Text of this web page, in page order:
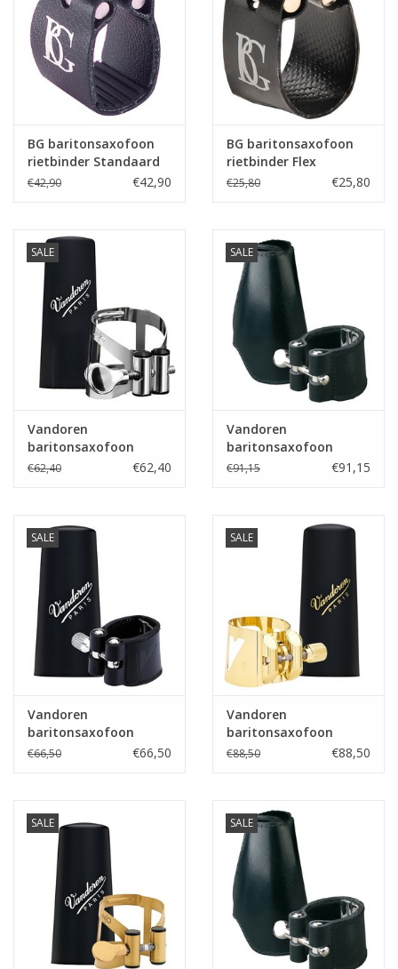
BG baritonsaxofoon
rietbinder Standaard
€42,90 €42,90
BG baritonsaxofoon
rietbinder Flex
€25,80 €25,80
SALE
Vandoren
baritonsaxofoon
rietbinder M/O V16
€62,40 €62,40
SALE
Vandoren
baritonsaxofoon
rietbinder Leder V16
€91,15 €91,15
SALE
Vandoren
baritonsaxofoon
rietbinder Leder V16
€66,50 €66,50
SALE
Vandoren
baritonsaxofoon
rietbinder Optimum
€88,50 €88,50
SALE SALE